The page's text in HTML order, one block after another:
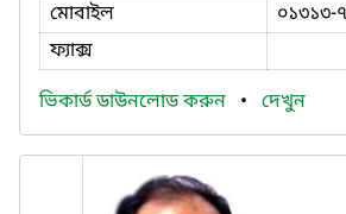
মোবাইল
০১৩১৩-
ফ্যাক্স
ভিকার্ড ডাউনলোড করুন • দেখুন